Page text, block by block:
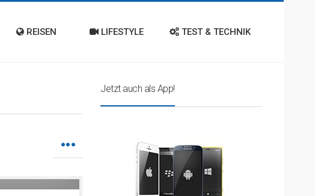
REISEN LIFESTYLE TEST & TECHNIK
Jetzt auch als App!